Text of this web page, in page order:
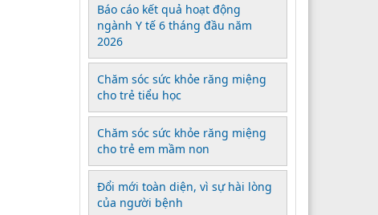
Báo cáo kết quả hoạt động
ngành Y tế 6 tháng đầu năm
2026
Chăm sóc sức khỏe răng miệng
cho trẻ tiểu học
Chăm sóc sức khỏe răng miệng
cho trẻ em mầm non
Đổi mới toàn diện, vì sự hài lòng
của người bệnh